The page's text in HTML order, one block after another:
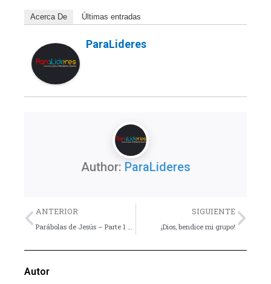
Acerca De Últimas entradas
ParaLideres
Author: ParaLideres
Previo
ANTERIOR SIGUIENTE
¡Dios, bendice mi grupo!
Autor